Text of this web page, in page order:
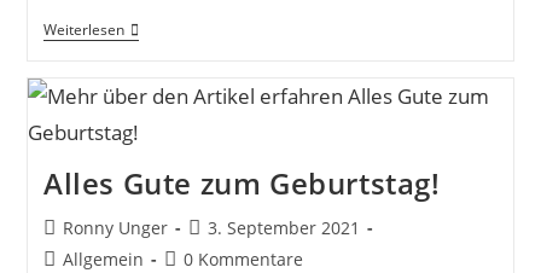
Weiterlesen
Alles Gute zum Geburtstag!
Ronny Unger
3. September 2021
Allgemein
0 Kommentare